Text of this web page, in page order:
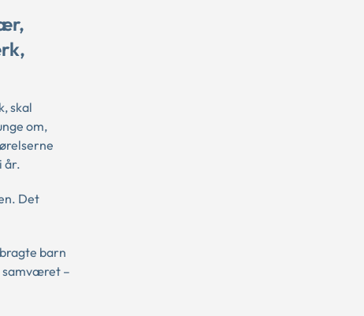
skal
om,
år.
Det
barn
samværet –